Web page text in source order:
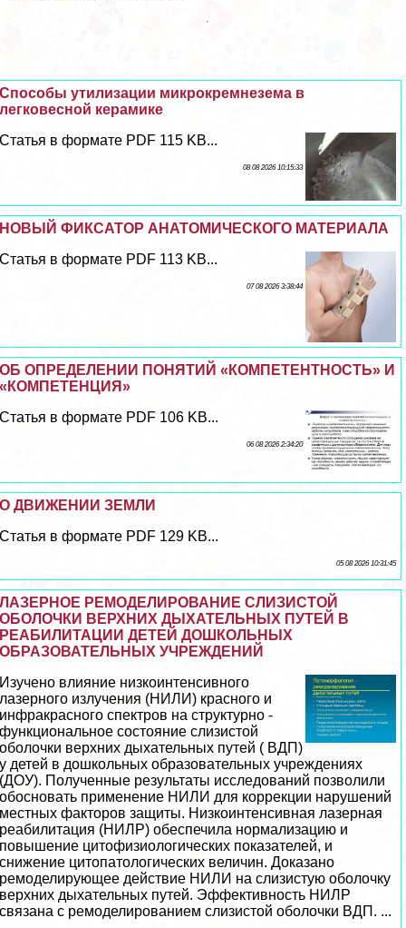
Способы утилизации микрокремнезема в
легковесной керамике
Статья в формате PDF 115 KB...
08 08 2026 10:15:33
НОВЫЙ ФИКСАТОР АНАТОМИЧЕСКОГО МАТЕРИАЛА
Статья в формате PDF 113 KB...
07 08 2026 3:38:44
ОБ ОПРЕДЕЛЕНИИ ПОНЯТИЙ «КОМПЕТЕНТНОСТЬ» И
«КОМПЕТЕНЦИЯ»
Статья в формате PDF 106 KB...
06 08 2026 2:34:20
О ДВИЖЕНИИ ЗЕМЛИ
Статья в формате PDF 129 KB...
05 08 2026 10:31:45
ЛАЗЕРНОЕ РЕМОДЕЛИРОВАНИЕ СЛИЗИСТОЙ
ОБОЛОЧКИ ВЕРХНИХ ДЫХАТЕЛЬНЫХ ПУТЕЙ В
РЕАБИЛИТАЦИИ ДЕТЕЙ ДОШКОЛЬНЫХ
ОБРАЗОВАТЕЛЬНЫХ УЧРЕЖДЕНИЙ
Изучено влияние низкоинтенсивного
лазерного излучения (НИЛИ) красного и
инфpaкрасного спектров на структурно -
функциональное состояние слизистой
оболочки верхних дыхательных путей ( ВДП)
у детей в дошкольных образовательных учреждениях
(ДОУ). Полученные результаты исследований позволили
обосновать применение НИЛИ для коррекции нарушений
местных факторов защиты. Низкоинтенсивная лазерная
реабилитация (НИЛР) обеспечила нормализацию и
повышение цитофизиологических показателей, и
снижение цитопатологических величин. Доказано
ремоделирующее действие НИЛИ на слизистую оболочку
верхних дыхательных путей. Эффективность НИЛР
связана с ремоделированием слизистой оболочки ВДП. ...